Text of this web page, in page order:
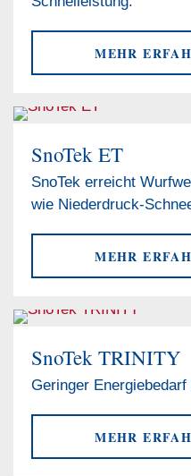
MEHR
SnoTek ET
SnoTek erreicht
wie Niederdruck-
MEHR
SnoTek TRINITY
Geringer
MEHR